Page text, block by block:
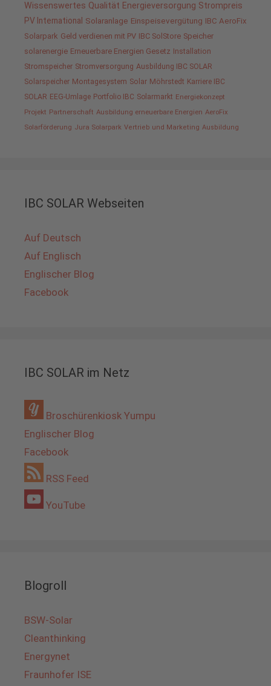
Wissenswertes Qualität Energieversorgung Strompreis
PV International Solaranlage Einspeisevergütung IBC AeroFix
Solarpark Geld verdienen mit PV IBC SolStore Speicher
solarenergie Erneuerbare Energien Gesetz Installation
Stromspeicher Stromversorgung Ausbildung IBC SOLAR
Solarspeicher Montagesystem Solar Möhrstedt Karriere IBC
SOLAR EEG-Umlage Portfolio IBC Solarmarkt Energiekonzept
Projekt Partnerschaft Ausbildung erneuerbare Energien AeroFix
Solarförderung Jura Solarpark Vertrieb und Marketing Ausbildung
IBC SOLAR Webseiten
Auf Deutsch
Auf Englisch
Englischer Blog
Facebook
IBC SOLAR im Netz
Broschürenkiosk Yumpu
Englischer Blog
Facebook
RSS Feed
YouTube
Blogroll
BSW-Solar
Cleanthinking
Energynet
Fraunhofer ISE